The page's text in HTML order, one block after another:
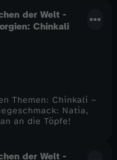
der Welt -
Chinkali
Themen: Chinkali –
Natia,
an die Töpfe!
der Welt -